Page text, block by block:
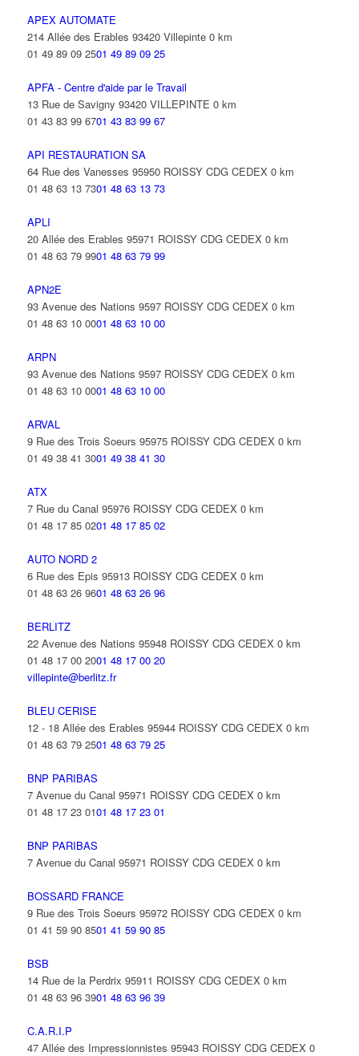
APEX AUTOMATE
214 Allée des Erables 93420 Villepinte 0 km
01 49 89 09 2501 49 89 09 25
APFA - Centre d'aide par le Travail
13 Rue de Savigny 93420 VILLEPINTE 0 km
01 43 83 99 6701 43 83 99 67
API RESTAURATION SA
64 Rue des Vanesses 95950 ROISSY CDG CEDEX 0 km
01 48 63 13 7301 48 63 13 73
APLI
20 Allée des Erables 95971 ROISSY CDG CEDEX 0 km
01 48 63 79 9901 48 63 79 99
APN2E
93 Avenue des Nations 9597 ROISSY CDG CEDEX 0 km
01 48 63 10 0001 48 63 10 00
ARPN
93 Avenue des Nations 9597 ROISSY CDG CEDEX 0 km
01 48 63 10 0001 48 63 10 00
ARVAL
9 Rue des Trois Soeurs 95975 ROISSY CDG CEDEX 0 km
01 49 38 41 3001 49 38 41 30
ATX
7 Rue du Canal 95976 ROISSY CDG CEDEX 0 km
01 48 17 85 0201 48 17 85 02
AUTO NORD 2
6 Rue des Epis 95913 ROISSY CDG CEDEX 0 km
01 48 63 26 9601 48 63 26 96
BERLITZ
22 Avenue des Nations 95948 ROISSY CDG CEDEX 0 km
01 48 17 00 2001 48 17 00 20
villepinte@berlitz.fr
BLEU CERISE
12 - 18 Allée des Erables 95944 ROISSY CDG CEDEX 0 km
01 48 63 79 2501 48 63 79 25
BNP PARIBAS
7 Avenue du Canal 95971 ROISSY CDG CEDEX 0 km
01 48 17 23 0101 48 17 23 01
BNP PARIBAS
7 Avenue du Canal 95971 ROISSY CDG CEDEX 0 km
BOSSARD FRANCE
9 Rue des Trois Soeurs 95972 ROISSY CDG CEDEX 0 km
01 41 59 90 8501 41 59 90 85
BSB
14 Rue de la Perdrix 95911 ROISSY CDG CEDEX 0 km
01 48 63 96 3901 48 63 96 39
C.A.R.I.P
47 Allée des Impressionnistes 95943 ROISSY CDG CEDEX 0